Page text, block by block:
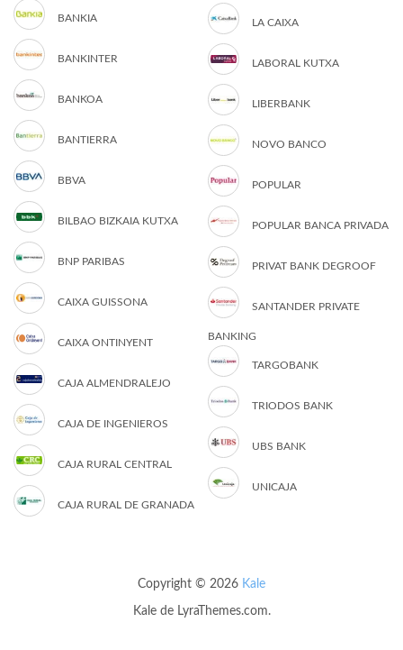
BANKIA
BANKINTER
BANKOA
BANTIERRA
BBVA
BILBAO BIZKAIA KUTXA
BNP PARIBAS
CAIXA GUISSONA
CAIXA ONTINYENT
CAJA ALMENDRALEJO
CAJA DE INGENIEROS
CAJA RURAL CENTRAL
CAJA RURAL DE GRANADA
LA CAIXA
LABORAL KUTXA
LIBERBANK
NOVO BANCO
POPULAR
POPULAR BANCA PRIVADA
PRIVAT BANK DEGROOF
SANTANDER PRIVATE
BANKING
TARGOBANK
TRIODOS BANK
UBS BANK
UNICAJA
Copyright © 2026 Kale
Kalede LyraThemes.com.